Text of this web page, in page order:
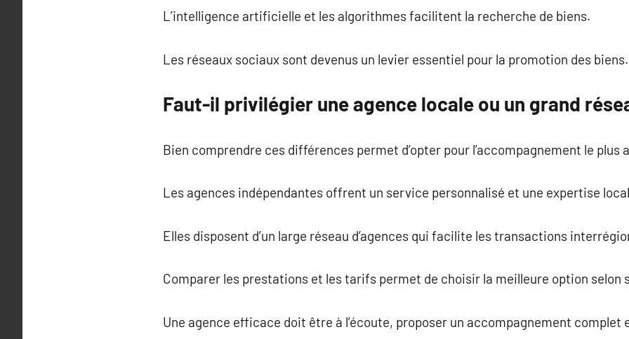
L’intelligence artificielle et les algorithmes facilitent la recherche de biens.
Les réseaux sociaux sont devenus un levier essentiel pour la promotion des biens.
Faut-il privilégier une agence locale ou un grand
Bien comprendre ces différences permet d’opter pour l’accompagnement le plus
Les agences indépendantes offrent un service personnalisé et une expertise
Elles disposent d’un large réseau d’agences qui facilite les transactions
Comparer les prestations et les tarifs permet de choisir la meilleure option selon
Une agence efficace doit être à l’écoute, proposer un accompagnement